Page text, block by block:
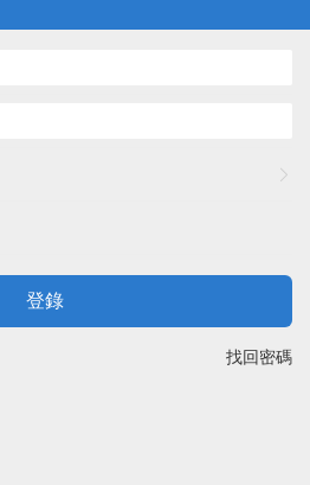
登錄
找回密碼